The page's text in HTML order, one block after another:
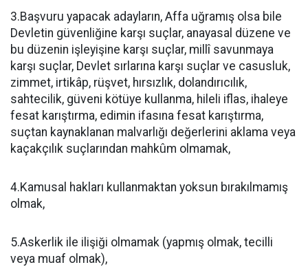
3.Başvuru yapacak adayların, Affa uğramış olsa bile
Devletin güvenliğine karşı suçlar, anayasal düzene ve
bu düzenin işleyişine karşı suçlar, millî savunmaya
karşı suçlar, Devlet sırlarına karşı suçlar ve casusluk,
zimmet, irtikâp, rüşvet, hırsızlık, dolandırıcılık,
sahtecilik, güveni kötüye kullanma, hileli iflas, ihaleye
fesat karıştırma, edimin ifasına fesat karıştırma,
suçtan kaynaklanan malvarlığı değerlerini aklama veya
kaçakçılık suçlarından mahkûm olmamak,
4.Kamusal hakları kullanmaktan yoksun bırakılmamış
olmak,
5.Askerlik ile ilişiği olmamak (yapmış olmak, tecilli
veya muaf olmak),